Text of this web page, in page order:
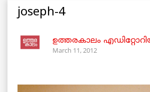
joseph-4
ഉത്തരകാലം
March 11, 2012